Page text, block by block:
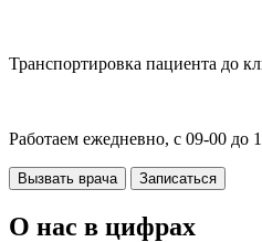
Транспортировка пациента до
Работаем ежедневно, с 09-00 до
Вызвать врача Записаться
О нас в цифрах